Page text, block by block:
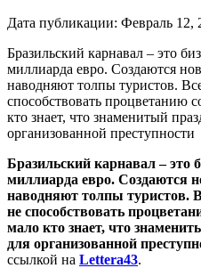
Дата публикации: Февраль 12,
Бразильский карнавал – это
миллиарда евро. Создаются
наводняют толпы туристов.
способствовать процветанию
кто знает, что знаменитый
организованной преступности
Бразильский карнавал – это
миллиарда евро. Создаются
наводняют толпы туристов.
не способствовать
мало кто знает, что
для организованной
ссылкой на Lettera43.